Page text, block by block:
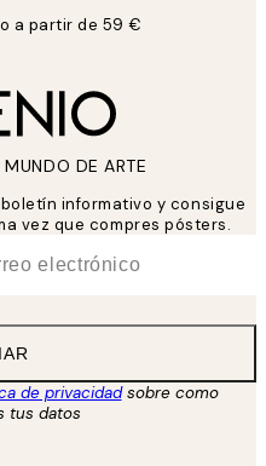
a partir de 59 €
DE ARTE
informativo y consigue
vez que compres pósters.
de privacidadsobre como
tus datos